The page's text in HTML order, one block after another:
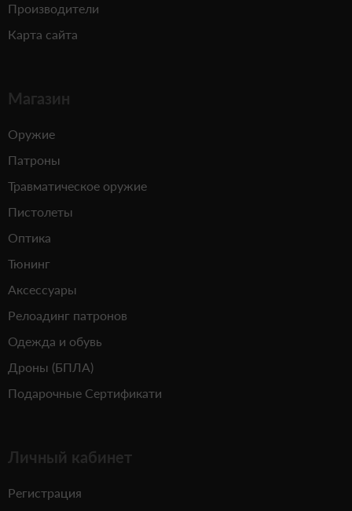
Производители
Карта сайта
Магазин
Оружие
Патроны
Травматическое оружие
Пистолеты
Оптика
Тюнинг
Аксессуары
Релоадинг патронов
Одежда и обувь
Дроны (БПЛА)
Подарочные Сертификати
Личный кабинет
Регистрация